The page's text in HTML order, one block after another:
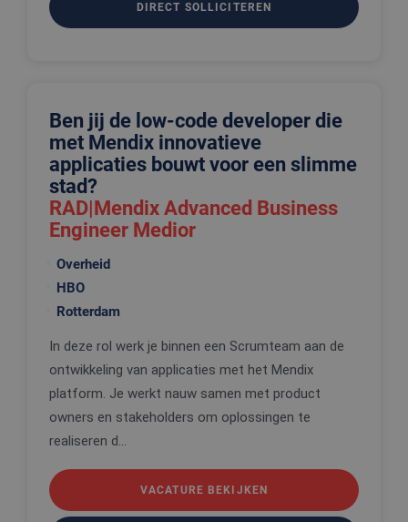
DIRECT SOLLICITEREN
Ben jij de low-code developer die
met Mendix innovatieve
applicaties bouwt voor een slimme
stad?
RAD|Mendix Advanced Business
Engineer Medior
Overheid
HBO
Rotterdam
In deze rol werk je binnen een Scrumteam aan de
ontwikkeling van applicaties met het Mendix
platform. Je werkt nauw samen met product
owners en stakeholders om oplossingen te
realiseren d...
VACATURE BEKIJKEN